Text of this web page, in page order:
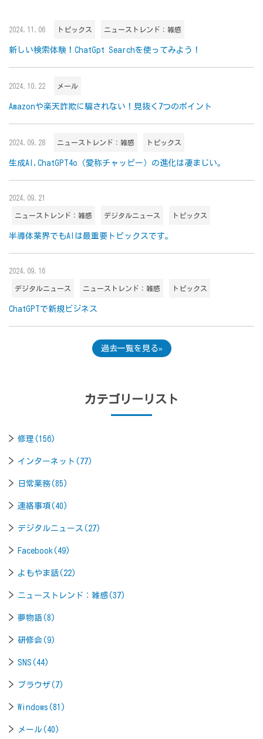
2024.11.06 トピックス ニューストレンド：雑感
新しい検索体験！ChatGpt Searchを使ってみよう！
2024.10.22 メール
Amazonや楽天詐欺に騙されない！見抜く7つのポイント
2024.09.28 ニューストレンド：雑感 トピックス
生成AI,ChatGPT4o（愛称チャッピー）の進化は凄まじい。
2024.09.21
ニューストレンド：雑感 デジタルニュース トピックス
半導体業界でもAIは最重要トピックスです。
2024.09.16
デジタルニュース ニューストレンド：雑感 トピックス
ChatGPTで新規ビジネス
過去一覧を見る
カテゴリーリスト
修理(156)
インターネット(77)
日常業務(85)
連絡事項(40)
デジタルニュース(27)
Facebook(49)
よもやま話(22)
ニューストレンド：雑感(37)
夢物語(8)
研修会(9)
SNS(44)
ブラウザ(7)
Windows(81)
メール(40)